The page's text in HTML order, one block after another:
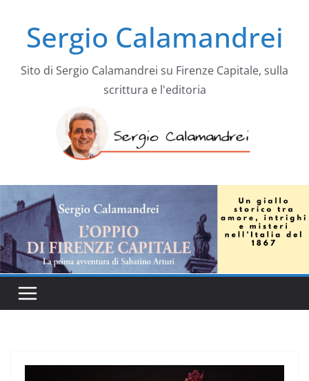
contenutoSergio Calamandrei
Sito di Sergio Calamandrei su Firenze Capitale, sulla
scrittura e l'editoria